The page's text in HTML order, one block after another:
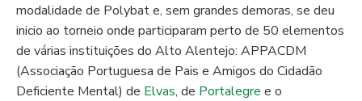
modalidade de Polybat e, sem grandes demoras, se deu
inicio ao torneio onde participaram perto de 50 elementos
de várias instituições do Alto Alentejo: APPACDM
(Associação Portuguesa de Pais e Amigos do Cidadão
Deficiente Mental) de Elvas, de Portalegre e o